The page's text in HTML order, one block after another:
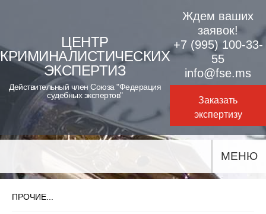
content
ЦЕНТР
КРИМИНАЛИСТИЧЕСКИХ
ЭКСПЕРТИЗ
Действительный член Союза "Федерация
судебных экспертов"
Ждем ваших
заявок!
+7 (995) 100-33-
55
info@fse.ms
Заказать
экспертизу
МЕНЮ
ПРОЧИЕ...